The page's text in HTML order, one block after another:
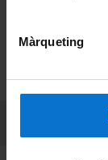
Màrqueting